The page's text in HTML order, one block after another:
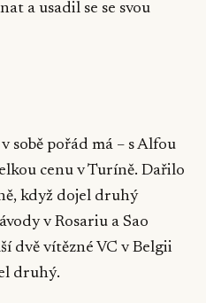
a usadil se se svou
sobě pořád má – s Alfou
cenu v Turíně. Dařilo
když dojel druhý
v Rosariu a Sao
dvě vítězné VC v Belgii
druhý.